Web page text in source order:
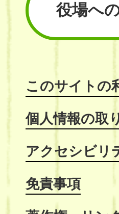
役場へ
このサイトの
個人情報の取
アクセシビリ
免責事項